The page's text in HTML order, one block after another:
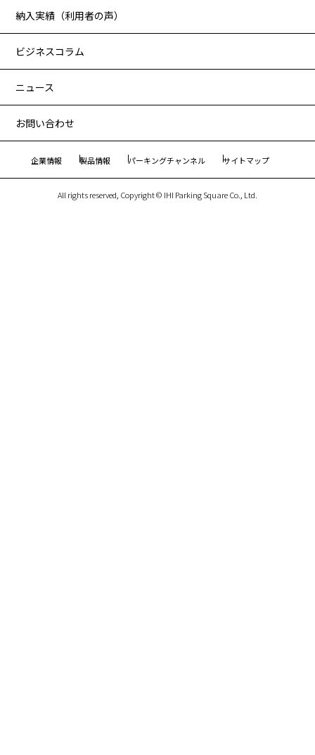
納入実績（利用者の声）
ビジネスコラム
ニュース
お問い合わせ
企業情報 製品情報 パーキングチャンネル サイトマップ
All rights reserved, Copyright © IHI Parking Square Co., Ltd.